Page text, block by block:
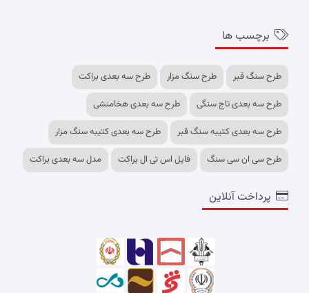
برچسب ها
طرح سنگ قبر طرح سنگ مزار
طرح سه بعدی براکت
طرح سه بعدی تاج سنگی
طرح سه بعدی هخامنشی
طرح سه بعدی کتیبه سنگ قبر
طرح سه بعدی کتیبه سنگ مزار
طرح سی ان سی سنگ
فایل اس تی ال براکت مدل سه بعدی براکت
پرداخت آنلاین